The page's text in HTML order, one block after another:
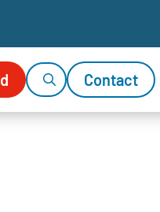
Contact